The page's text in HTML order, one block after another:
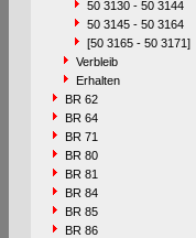
50 3130 - 50 3144
50 3145 - 50 3164
[50 3165 - 50 3171]
Verbleib
Erhalten
BR 62
BR 64
BR 71
BR 80
BR 81
BR 84
BR 85
BR 86